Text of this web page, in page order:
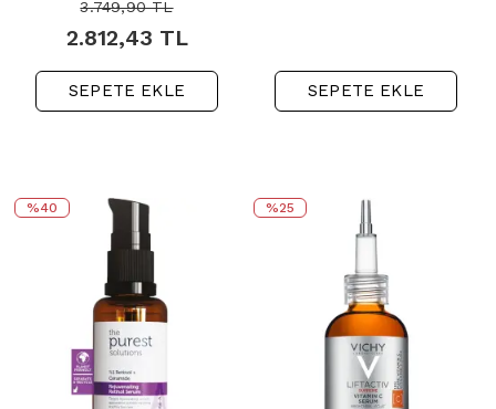
3.749,90TL
2.812,43 TL
SEPETE EKLE SEPETE EKLE
%40 %25